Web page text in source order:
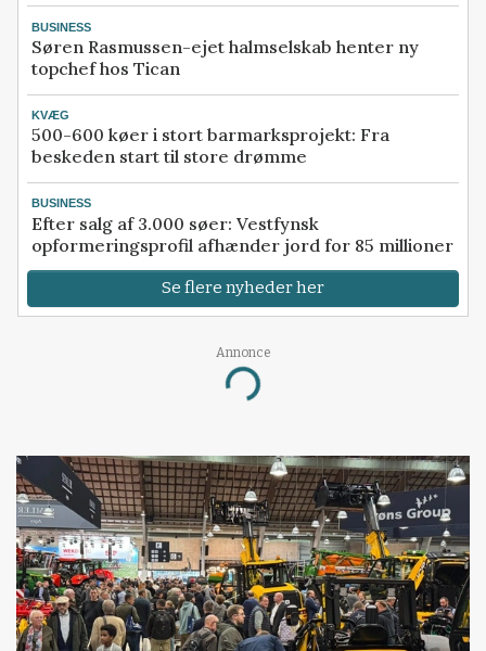
BUSINESS
Søren Rasmussen-ejet halmselskab henter ny
topchef hos Tican
KVÆG
500-600 køer i stort barmarksprojekt: Fra
beskeden start til store drømme
BUSINESS
Efter salg af 3.000 søer: Vestfynsk
opformeringsprofil afhænder jord for 85 millioner
Se flere nyheder her
Annonce
Loading...